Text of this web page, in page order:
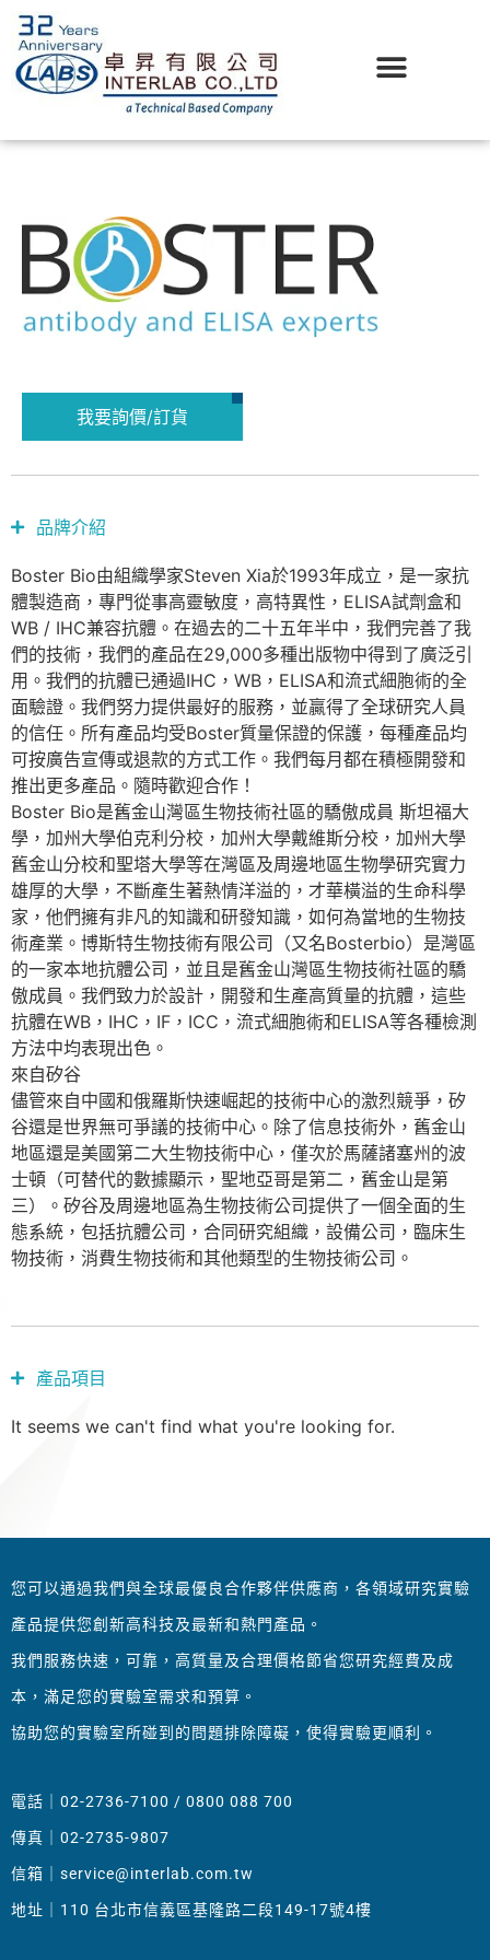
我要詢價/訂貨
品牌介紹
Boster Bio由組織學家Steven Xia於1993年成立，是一家抗
體製造商，專門從事高靈敏度，高特異性，ELISA試劑盒和
WB / IHC兼容抗體。在過去的二十五年半中，我們完善了我
們的技術，我們的產品在29,000多種出版物中得到了廣泛引
用。我們的抗體已通過IHC，WB，ELISA和流式細胞術的全
面驗證。我們努力提供最好的服務，並贏得了全球研究人員
的信任。所有產品均受Boster質量保證的保護，每種產品均
可按廣告宣傳或退款的方式工作。我們每月都在積極開發和
推出更多產品。隨時歡迎合作！
Boster Bio是舊金山灣區生物技術社區的驕傲成員 斯坦福大
學，加州大學伯克利分校，加州大學戴維斯分校，加州大學
舊金山分校和聖塔大學等在灣區及周邊地區生物學研究實力
雄厚的大學，不斷產生著熱情洋溢的，才華橫溢的生命科學
家，他們擁有非凡的知識和研發知識，如何為當地的生物技
術產業。博斯特生物技術有限公司（又名Bosterbio）是灣區
的一家本地抗體公司，並且是舊金山灣區生物技術社區的驕
傲成員。我們致力於設計，開發和生產高質量的抗體，這些
抗體在WB，IHC，IF，ICC，流式細胞術和ELISA等各種檢測
方法中均表現出色。
來自矽谷
儘管來自中國和俄羅斯快速崛起的技術中心的激烈競爭，矽
谷還是世界無可爭議的技術中心。除了信息技術外，舊金山
地區還是美國第二大生物技術中心，僅次於馬薩諸塞州的波
士頓（可替代的數據顯示，聖地亞哥是第二，舊金山是第
三）。矽谷及周邊地區為生物技術公司提供了一個全面的生
態系統，包括抗體公司，合同研究組織，設備公司，臨床生
物技術，消費生物技術和其他類型的生物技術公司。
產品項目
It seems we can't find what you're looking for.
您可以通過我們與全球最優良合作夥伴供應商，各領域研究實驗
產品提供您創新高科技及最新和熱門產品。
我們服務快速，可靠，高質量及合理價格節省您研究經費及成
本，滿足您的實驗室需求和預算。
協助您的實驗室所碰到的問題排除障礙，使得實驗更順利。
電話｜02-2736-7100 / 0800 088 700
傳真｜02-2735-9807
信箱｜ service@interlab.com.tw
地址｜110 台北市信義區基隆路二段149-17號4樓